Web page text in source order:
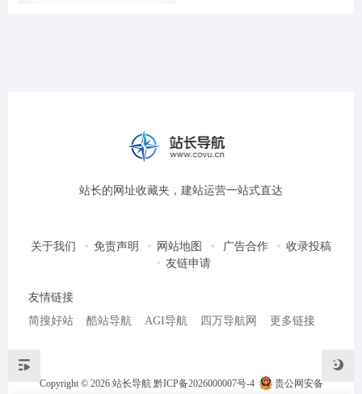
站长的网址收藏夹，建站运营一站式直达
关于我们 免责声明 网站地图 广告合作
收录投稿
友链申请
友情链接
简搜好站
酷站导航 AGI导航 四万导航网 更多链接
Copyright © 2026 站长导航 黔ICP备2026000007号-4 贵公网安备